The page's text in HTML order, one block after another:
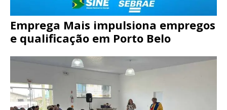
Emprega Mais impulsiona empregos
e qualificação em Porto Belo